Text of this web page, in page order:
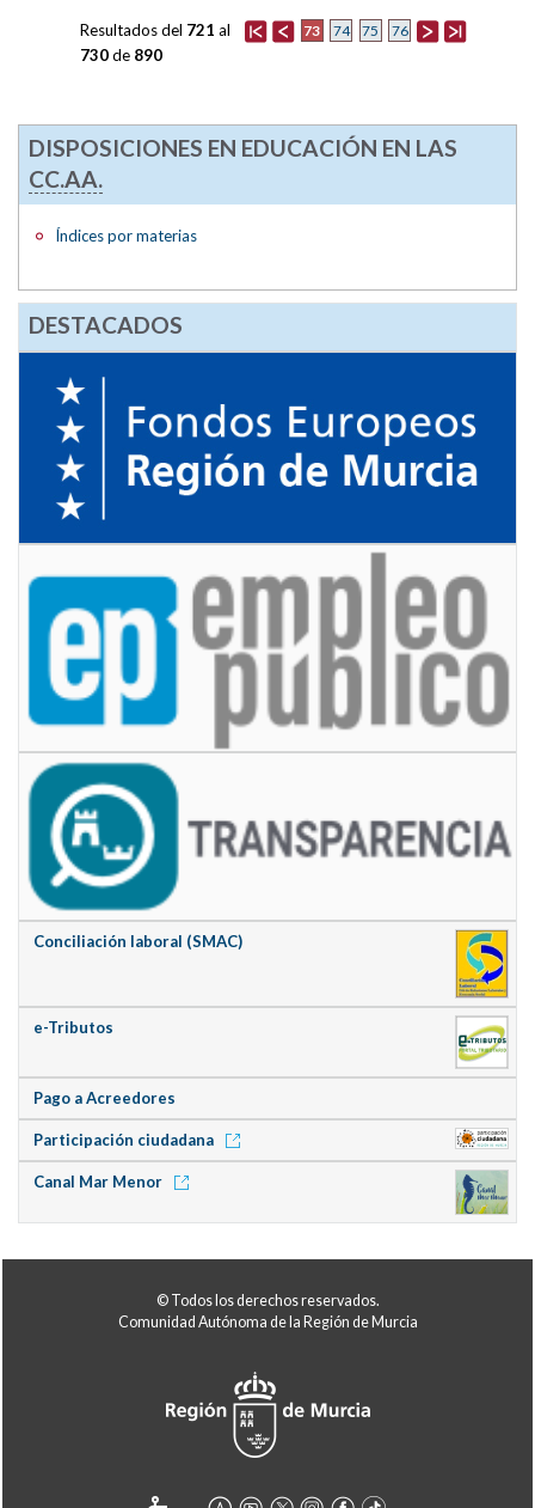
73 74 75 76
Resultados del 721 al
730de 890
DISPOSICIONES EN EDUCACIÓN EN LAS
CC.AA.
Índices por materias
DESTACADOS
Conciliación laboral (SMAC)
e-Tributos
Pago a Acreedores
Participación ciudadana
Canal Mar Menor
© Todos los derechos reservados.
Comunidad Autónoma de la Región de Murcia